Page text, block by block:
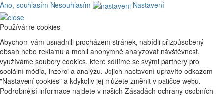
Ano, souhlasím Nesouhlasím Nastavení
Používáme cookies
Abychom vám usnadnili procházení stránek, nabídli přizpůsobený
obsah nebo reklamu a mohli anonymně analyzovat návštěvnost,
využíváme soubory cookies, které sdílíme se svými partnery pro
sociální média, inzerci a analýzu. Jejich nastavení upravíte odkazem
"Nastavení cookies" a kdykoliv jej můžete změnit v patičce webu.
Podrobnější informace najdete v našich Zásadách ochrany osobních